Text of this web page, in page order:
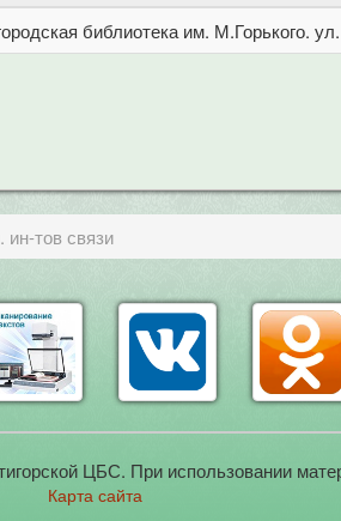
библиотека им. М.Горького.
ин-тов связи
ЦБС. При использовании
Карта сайта